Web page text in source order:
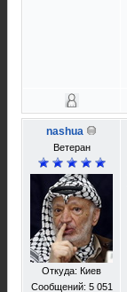
nashua
Ветеран
Откуда: Киев
Сообщений: 5 051